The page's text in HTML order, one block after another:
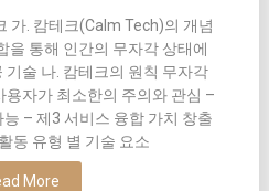
가. 캄테크(Calm Tech)의 개념
을 통해 인간의 무자각 상태에
기술 나. 캄테크의 원칙 무자각
용자가 최소한의 주의와 관심 –
– 제3 서비스 융합 가치 창출
동 유형 별 기술 요소
More